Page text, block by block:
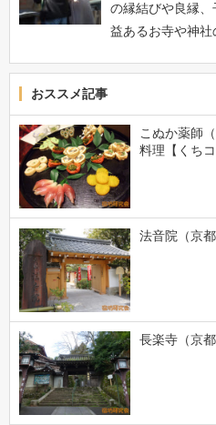
の縁結びや良縁、
益あるお寺や神社
おススメ記事
こぬか薬師
料理【くちコ
法音院（京
長楽寺（京